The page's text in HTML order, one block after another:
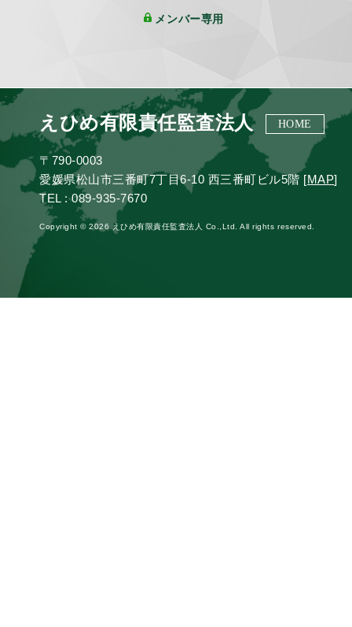
メンバー専用
えひめ有限責任監査法人 HOME
〒790-0003
愛媛県松山市三番町7丁目6-10 西三番町ビル5階 [MAP]
TEL : 089-935-7670
Copyright © 2026 えひめ有限責任監査法人 Co.,Ltd. All rights reserved.